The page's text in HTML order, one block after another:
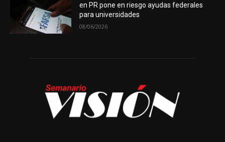
en PR pone en riesgo ayudas federales
para universidades
08/06/2026